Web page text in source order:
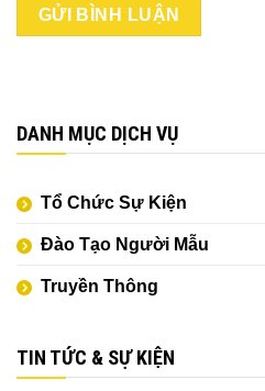
DANH MỤC DỊCH VỤ
Tổ Chức Sự Kiện
Đào Tạo Người Mẫu
Truyền Thông
TIN TỨC & SỰ KIỆN